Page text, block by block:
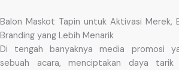
Balon Maskot Tapin untuk Aktivasi Merek,
Branding yang Lebih Menarik
Di tengah banyaknya media promosi
sebuah acara, menciptakan daya